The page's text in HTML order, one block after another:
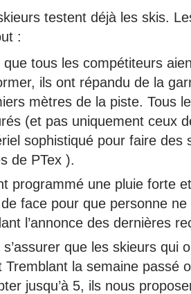
testent déjà les skis.
:
que tous les compétiteurs
ils ont répandu de la
mètres de la piste. Tous
(et pas uniquement ceux
sophistiqué pour faire des
de PTex ).
programmé une pluie forte
face pour que personne ne
l’annonce des dernières
s’assurer que les skieurs qui
Tremblant la semaine passé
jusqu’à 5, ils nous